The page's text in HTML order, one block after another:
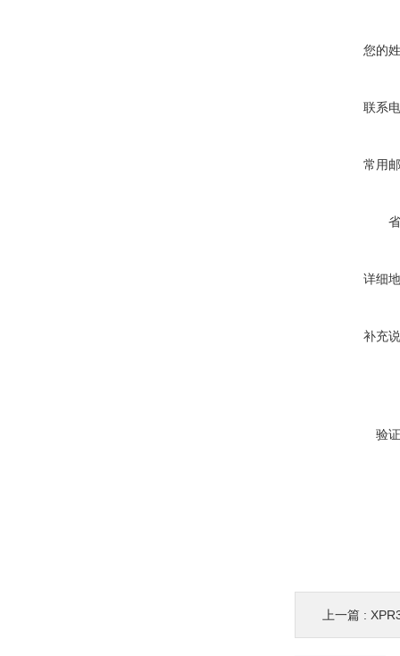
您的
联系
常用
详细
补充
验
上一篇 :